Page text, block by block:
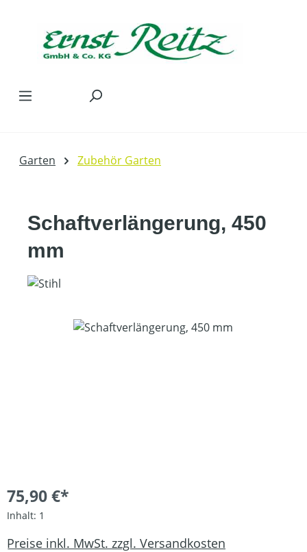
Garten Zubehör Garten
Schaftverlängerung, 450
mm
Bildergalerie überspringen
75,90 €*
Inhalt: 1
Preise inkl. MwSt. zzgl. Versandkosten